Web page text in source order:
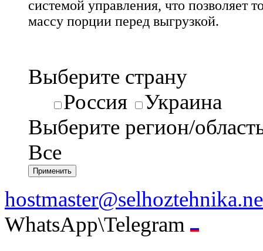
системой управления, что позволяет
массу порции перед выгрузкой.
Выберите страну
Россия
Украина
Выберите регион/
Все
WhatsApp\Telegram